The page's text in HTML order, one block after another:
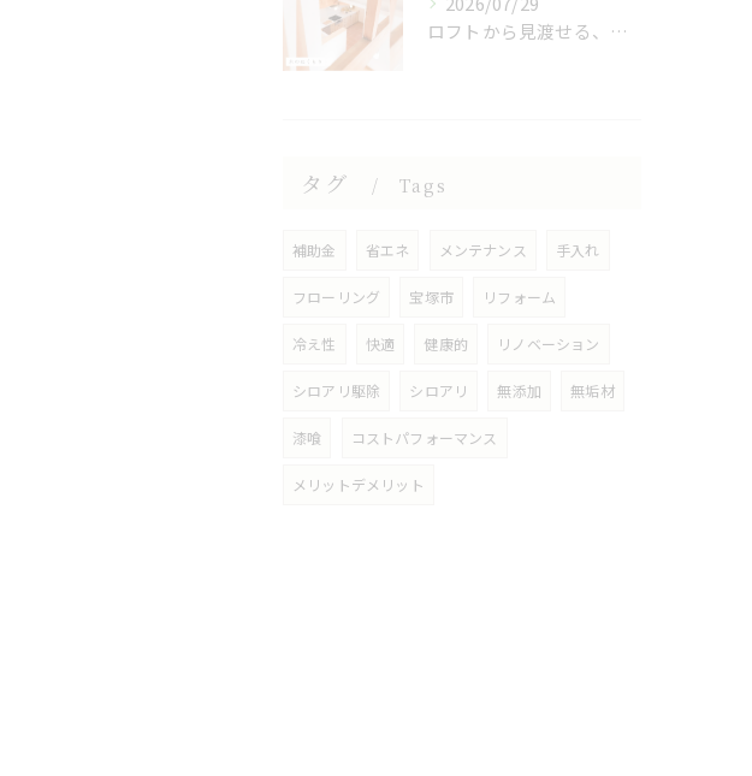
ロフトから見渡せる、開放的なキッチン🌿
タグ Tags
補助金 省エネ メンテナンス 手入れ
フローリング 宝塚市 リフォーム
冷え性 快適 健康的 リノベーション
シロアリ駆除 シロアリ 無添加 無垢材
漆喰 コストパフォーマンス
メリットデメリット